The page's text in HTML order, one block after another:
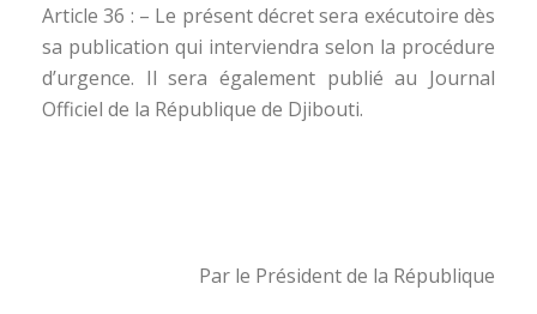
Article 36 : – Le présent décret sera exécutoire dès
sa publication qui interviendra selon la procédure
d’urgence. Il sera également publié au Journal
Officiel de la République de Djibouti.
Par le Président de la République